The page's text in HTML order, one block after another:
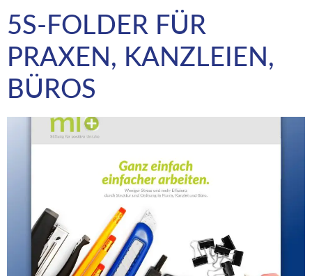
5S-FOLDER FÜR
PRAXEN, KANZLEIEN,
BÜROS